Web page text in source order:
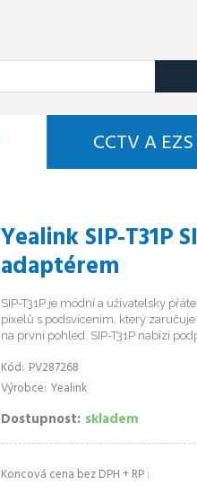
CCTV A EZS
Yealink SIP-T31P
adaptérem
SIP-T31P je módní a uživatelsky
pixelů s podsvícením, který
na první pohled. SIP-T31P nabízí
Kód PV287268
Výrobce Yealink
Dostupnost skladem
Koncová cena bez DPH + RP